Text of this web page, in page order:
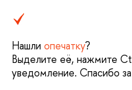
Нашли опечатку?
Выделите её, нажмите
уведомление. Спасибо